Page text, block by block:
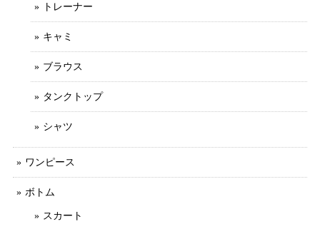
トレーナー
キャミ
ブラウス
タンクトップ
シャツ
ワンピース
ボトム
スカート